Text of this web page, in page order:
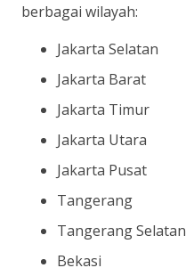
berbagai wilayah:
Jakarta Selatan
Jakarta Barat
Jakarta Timur
Jakarta Utara
Jakarta Pusat
Tangerang
Tangerang Selatan
Bekasi